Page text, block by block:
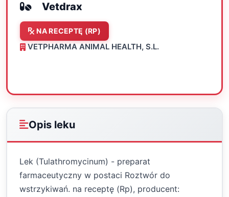
Vetdrax
NA RECEPTĘ (RP)
VETPHARMA ANIMAL HEALTH, S.L.
Opis leku
Lek (Tulathromycinum) - preparat
farmaceutyczny w postaci Roztwór do
wstrzykiwań. na receptę (Rp), producent: